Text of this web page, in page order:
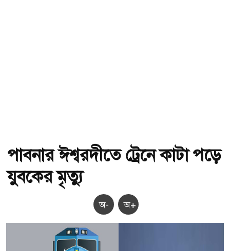
পাবনার ঈশ্বরদীতে ট্রেনে কাটা পড়ে
যুবকের মৃত্যু
অ- অ+